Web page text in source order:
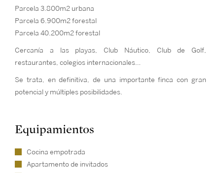
Parcela 3.800m2 urbana
Parcela 6.900m2 forestal
Parcela 40.200m2 forestal
Cercanía a las playas, Club Náutico, Club de Golf,
restaurantes, colegios internacionales…
Se trata, en definitiva, de una importante finca con gran
potencial y múltiples posibilidades.
Equipamientos
Cocina empotrada
Apartamento de invitados